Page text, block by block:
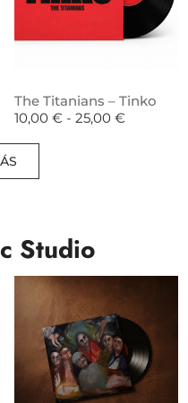
The Titanians – Tinko
10,00 € - 25,00 €
Studio